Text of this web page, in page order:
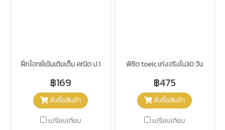
ฝึกโจทย์เข้มเติมเต็ม คณิต ป.1
฿169
สั่งซื้อสินค้า
เปรียบเทียบ
พิชิต toeic เก่งจริงใน30 วัน
฿475
สั่งซื้อสินค้า
เปรียบเทียบ